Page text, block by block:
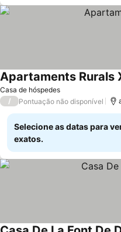
Casa de hóspedes
Apartaments Rurals
/ Pontuação não disponível
Selecione as datas para
exatos.